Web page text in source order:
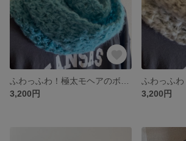
3,200円
3,200円